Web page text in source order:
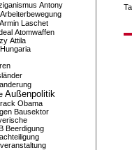
Antony
Arbeiterbewegung
Armin Laschet
Atomwaffen
Attila
Außenpolitik
Obama
Bausektor
Beerdigung